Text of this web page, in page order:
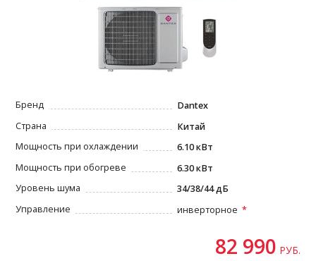
Бренд
Dantex
Страна
Китай
Мощность при охлаждении
6.10 кВт
Мощность при обогреве
6.30 кВт
Уровень шума
34/38/44 дБ
Управление
инверторное
82 990 РУБ.